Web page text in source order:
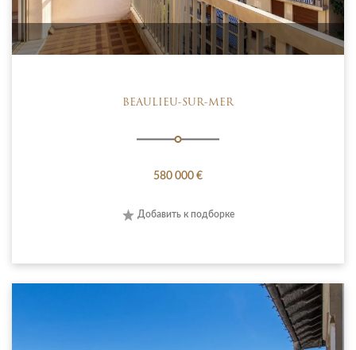
BEAULIEU-SUR-MER
580 000 €
Добавить к подборке